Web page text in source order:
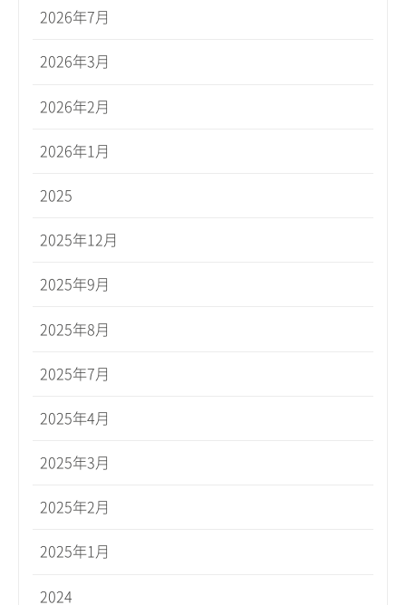
2026年7月
2026年3月
2026年2月
2026年1月
2025
2025年12月
2025年9月
2025年8月
2025年7月
2025年4月
2025年3月
2025年2月
2025年1月
2024